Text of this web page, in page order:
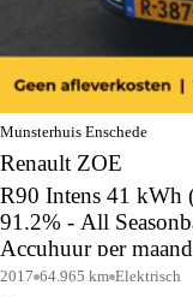
Munsterhuis Enschede
Renault ZOE
R90 Intens 41 kWh
91.2% - All
Accuhuur per
Dealeronderhouden
2017 64.965 km Elektrisch